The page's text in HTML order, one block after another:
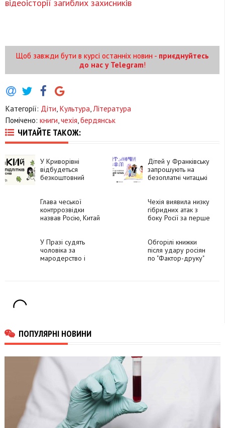
відеоісторії загиблих захисників
Щоб завжди бути в курсі останніх новин - приєднуйтесь
до нас у Telegram!
Категорії: Діти, Культура,Література
Помічено: книги,чехія,бердянськ
ЧИТАЙТЕ ТАКОЖ:
У Криворівні
відбудеться
безкоштовний
Дітей у Франківську
запрошують на
безоплатні читацькі
Глава чеської
контррозвідки
назвав Росію, Китай
Європи
Чехія виявила низку
гібридних атак з
боку Росії за перше
У Празі судять
чоловіка за
мародерство і
Обгорілі книжки
після удару росіян
по "Фактор-друку"
ПОПУЛЯРНІ НОВИНИ